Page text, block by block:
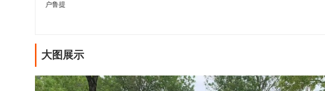
户鲁提
大图展示